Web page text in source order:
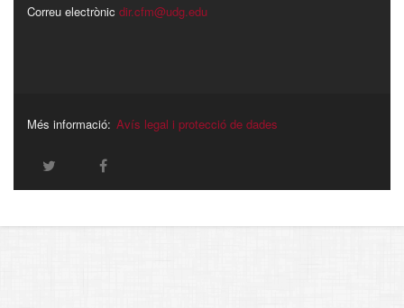
Correu electrònic dir.cfm@udg.edu
Més informació: Avís legal i protecció de dades